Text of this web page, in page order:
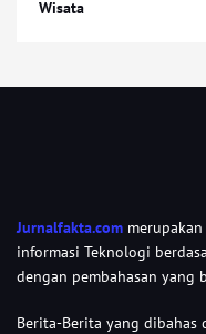
Wisata
Jurnalfakta.com
informasi Teknologi
dengan pembahasan yang
Berita-Berita yang dibahas